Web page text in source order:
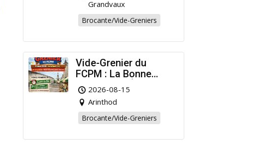
Grandvaux
Brocante/Vide-Greniers
Vide-Grenier du
FCPM : La Bonne
Affaire de l’Été à
Arinthod !
2026-08-15
Arinthod
Brocante/Vide-Greniers